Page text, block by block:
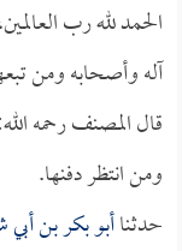
الحمد لله رب
آله وأصحابه ومن
قال المصنف رحمه
ومن انتظر دفنها.
حدثناأبو بكر بن أبي